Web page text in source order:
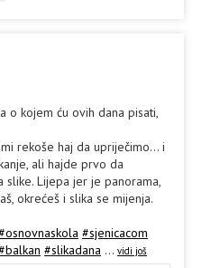
o kojem ću ovih dana pisati,
rekoše haj da upriječimo... i
ali hajde prvo da
Lijepa jer je panorama,
okrećeš i slika se mijenja.
#sjenicacom
#slikadana ... vidi još